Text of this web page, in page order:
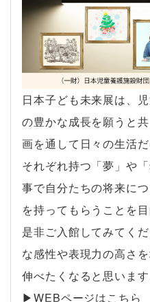
日本子ども未来展は、
の豊かな成長を願うと
画を通して日々の生活
それぞれ持つ「夢」や
事で自分たちの将来に
を持ってもらうことを
是非ご入館してみてく
な感性や表現力の高さ
伸べたくなると思います
▶︎WEBページはこちら